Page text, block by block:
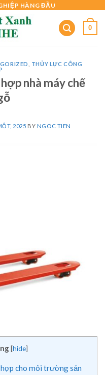
HÀNG ĐẦU
0
THỦY LỰC CÔNG
nhà máy chế
2025 BY NGOC TIEN
[hide]
cho môi trường sản